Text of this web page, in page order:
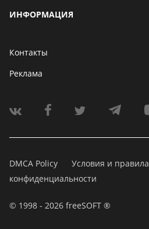
ИНФОРМАЦИЯ
Контакты
Реклама
DMCA Policy Условия и правила
конфиденциальности
© 1998 - 2026 freeSOFT ®